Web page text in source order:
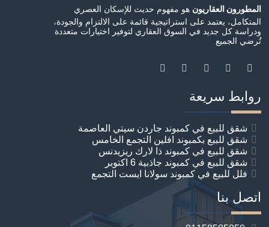
المطورون العقاريون هو مفهوم حديث للإسكان العصري
المتكامل، يعتمد على استراتيجية قائمة على الالتزام والجودة،
ودراسة كل جديد في السوق العقاري لتوفير اختيارات متعددة
تُرضي الجميع
روابط سريعة
شقق للبيع في كمبوند جاردن سيتي العاصمة
شقق للبيع بكمبوند افلين التجمع الخامس
شقق للبيع في كمبوند ذا لارك ريزيدنس
شقق للبيع في كمبوند جاذبية 6 اكتوبر
فلل للبيع في كمبوند سولانا ايست التجمع
اتصل بنا